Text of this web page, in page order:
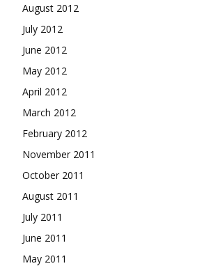
August 2012
July 2012
June 2012
May 2012
April 2012
March 2012
February 2012
November 2011
October 2011
August 2011
July 2011
June 2011
May 2011